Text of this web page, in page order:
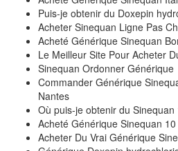
Puis-je obtenir du Doxepin
Acheter Sinequan Ligne Pas
Acheté Générique Sinequan
Le Meilleur Site Pour Acheter
Sinequan Ordonner Générique
Commander Générique
Nantes
Où puis-je obtenir du Sinequan
Acheté Générique Sinequan
Acheter Du Vrai Générique